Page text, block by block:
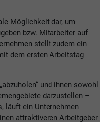
Möglichkeit dar, um
bzw. Mitarbeiter auf
stellt zudem ein
dem ersten Arbeitstag
und ihnen sowohl
darzustellen –
läuft ein Unternehmen
attraktiveren Arbeitgeber